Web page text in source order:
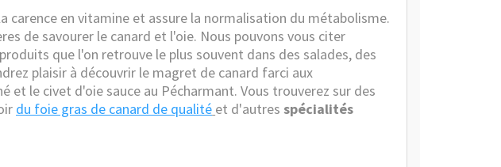
carence en vitamine et assure la normalisation du métabolisme.
de savourer le canard et l'oie. Nous pouvons vous citer
que l'on retrouve le plus souvent dans des salades, des
plaisir à découvrir le magret de canard farci aux
et le civet d'oie sauce au Pécharmant. Vous trouverez sur des
du foie gras de canard de qualité et d'autresspécialités